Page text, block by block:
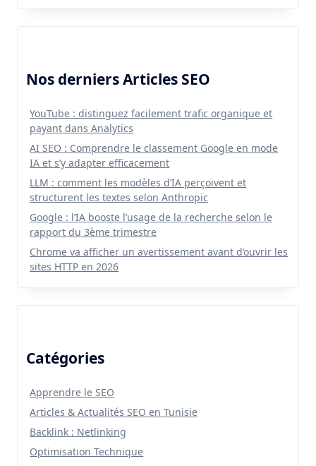
Nos derniers Articles SEO
YouTube : distinguez facilement trafic organique et
payant dans Analytics
AI SEO : Comprendre le classement Google en mode
IA et s’y adapter efficacement
LLM : comment les modèles d’IA perçoivent et
structurent les textes selon Anthropic
Google : l’IA booste l’usage de la recherche selon le
rapport du 3ème trimestre
Chrome va afficher un avertissement avant d’ouvrir les
sites HTTP en 2026
Catégories
Apprendre le SEO
Articles & Actualités SEO en Tunisie
Backlink : Netlinking
Optimisation Technique